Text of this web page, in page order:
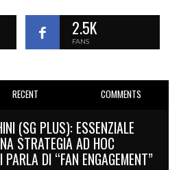
2.5K
FANS
RECENT COMMENTS
(SG PLUS): ESSENZIALE
STRATEGIA AD HOC
DI “FAN ENGAGEMENT”